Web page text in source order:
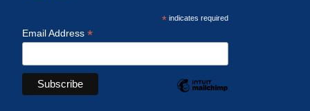
*indicates required
Email Address *